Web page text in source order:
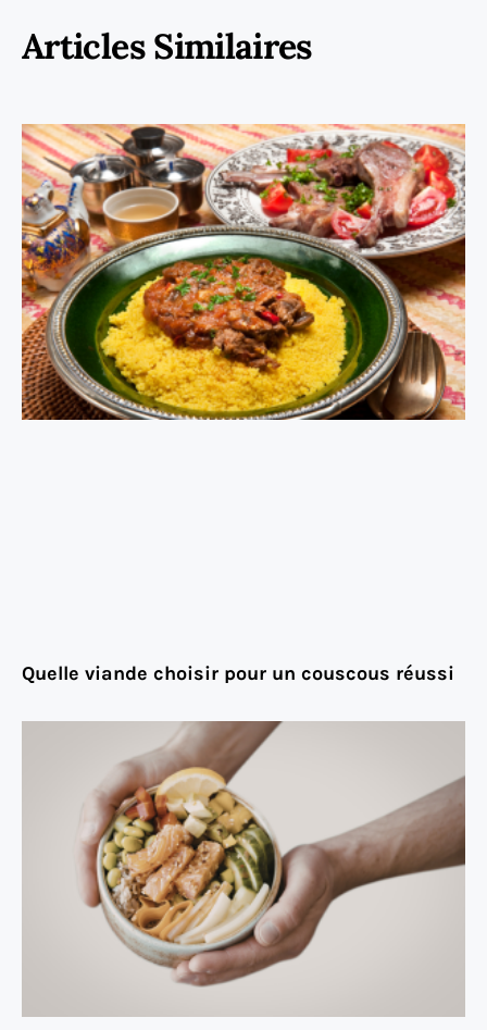
Articles Similaires
Quelle viande choisir pour un couscous réussi